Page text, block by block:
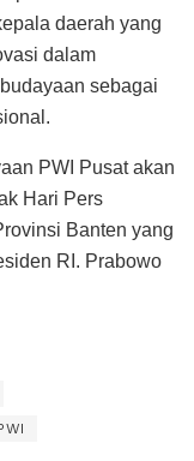
daerah yang
dalam
sebagai
PWI Pusat akan
Hari Pers
Banten yang
RI. Prabowo